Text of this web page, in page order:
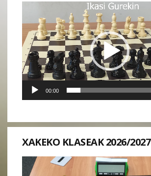
de
vídeo
00:00
XAKEKO KLASEAK 2026/2027